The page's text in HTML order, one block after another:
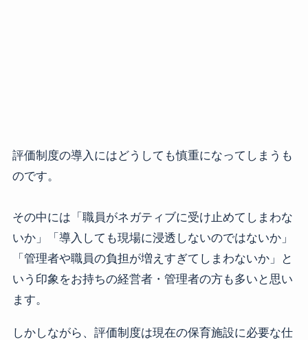
評価制度の導入にはどうしても慎重になってしまうも
のです。
その中には「職員がネガティブに受け止めてしまわな
いか」「導入しても現場に浸透しないのではないか」
「管理者や職員の負担が増えすぎてしまわないか」と
いう印象をお持ちの経営者・管理者の方も多いと思い
ます。
しかしながら、評価制度は現在の保育施設に必要な仕